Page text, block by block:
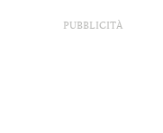
PUBBLICITÀ